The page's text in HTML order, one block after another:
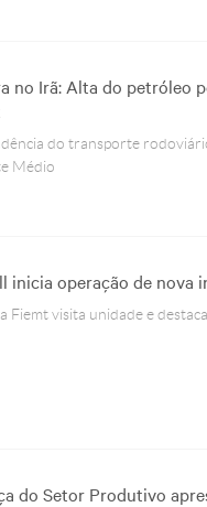
no Irã: Alta do petróleo
do transporte
Médio
inicia operação de nova
Fiemt visita unidade e
do Setor Produtivo